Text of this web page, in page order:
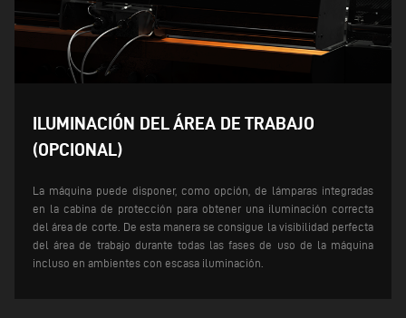
ILUMINACIÓN DEL ÁREA DE TRABAJO
(OPCIONAL)
La máquina puede disponer, como opción, de lámparas integradas
en la cabina de protección para obtener una iluminación correcta
del área de corte. De esta manera se consigue la visibilidad perfecta
del área de trabajo durante todas las fases de uso de la máquina
incluso en ambientes con escasa iluminación.